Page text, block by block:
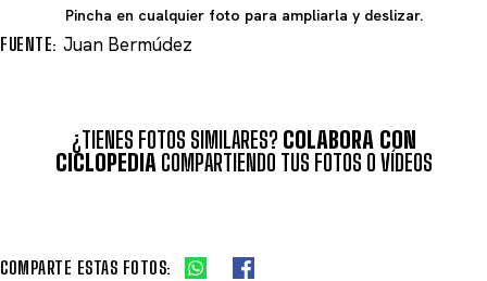
Pincha en cualquier foto para ampliarla y deslizar.
FUENTE: Juan Bermúdez
¿TIENES FOTOS SIMILARES? COLABORA CON
CICLOPEDIACOMPARTIENDO TUS FOTOS O VÍDEOS
COMPARTE ESTAS FOTOS: